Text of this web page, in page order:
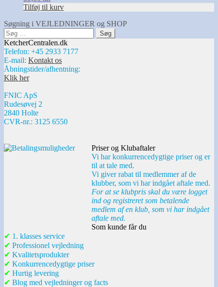
Tilføj til kurv
Søgning i VEJLEDNINGER og SHOP
Søg
efter:
KetcherCentralen.dk
Telefon: +45 2933 7177
E-mail: Kontakt os
Åbningstider/afhentning:
Klik her
FNIC ApS
Rudesøvej 2
2840 Holte
CVR-nr.: 3125 6550
Priser og Klubaftaler
Vi har konkurrencedygtige priser og er
til at tale med.
Vi giver rabat til medlemmer af de
klubber, som vi har indgået aftale med.
For at se klubpris skal du være logget
ind og registreret som betalende
medlem af en klub, som vi har indgået
aftale med.
Som kunde får du
✔ 1. klasses service
✔ Professionel vejledning
✔ Kvalitetsprodukter
✔ Konkurrencedygtige priser
✔ Hurtig levering
✔ Blog med vejledninger og facts